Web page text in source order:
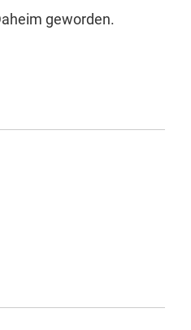
geworden.